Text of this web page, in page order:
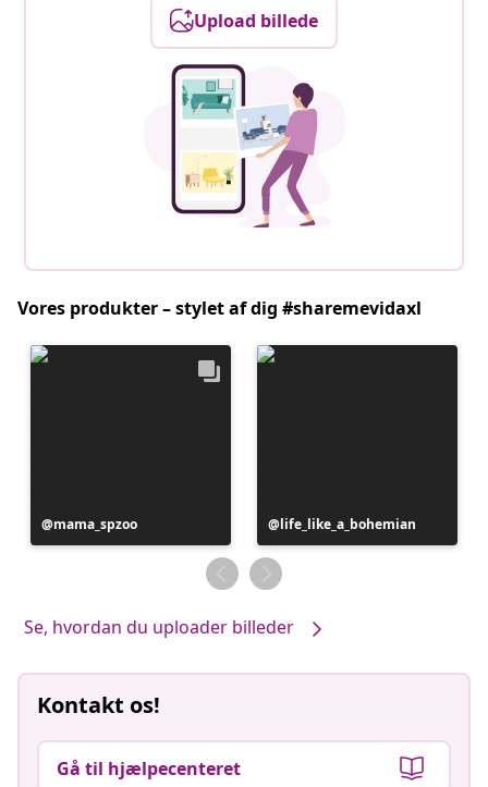
Upload billede
Vores produkter – stylet af dig #sharemevidaxl
Opslag
offentliggjort
mama_spzoo
Opslag
offentliggjort
af
life_like_a_bohemian
Se, hvordan du uploader billeder
Kontakt os!
Gå til hjælpecenteret